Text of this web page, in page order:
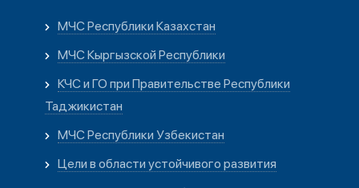
МЧС Республики Казахстан
МЧС Кыргызской Республики
КЧС и ГО при Правительстве Республики
Таджикистан
МЧС Республики Узбекистан
Цели в области устойчивого развития